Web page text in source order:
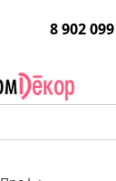
8 902